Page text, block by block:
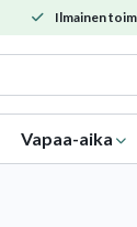
Ilmainen
Vapaa-aika